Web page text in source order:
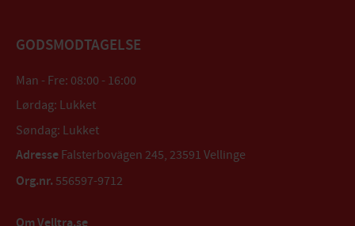
GODSMODTAGELSE
Man - Fre: 08:00 - 16:00
Lørdag: Lukket
Søndag: Lukket
Adresse Falsterbovägen 245, 23591 Vellinge
Org.nr. 556597-9712